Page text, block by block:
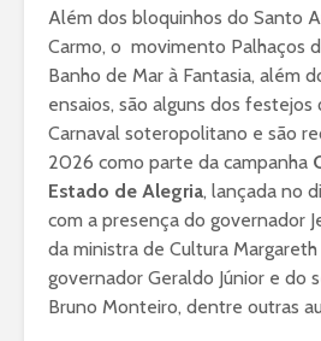
Além dos bloquinhos do Santo
Carmo, o movimento Palhaços
Banho de Mar à Fantasia, além
ensaios, são alguns dos festejos
Carnaval soteropolitano e são
2026 como parte da campanha
Estado de Alegria, lançada no
com a presença do governador
da ministra de Cultura
governador Geraldo Júnior e do
Bruno Monteiro, dentre outras